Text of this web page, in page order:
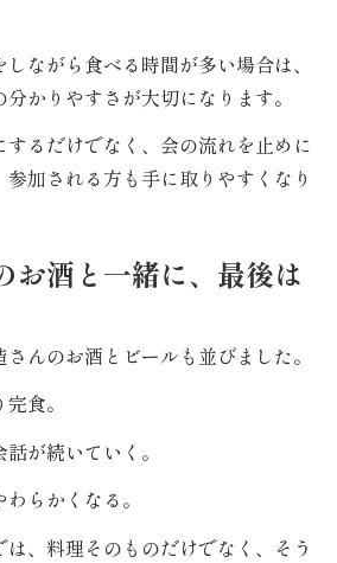
ながら食べる時間が多い場合は、
かりやすさが大切になります。
るだけでなく、会の流れを止めに
参加される方も手に取りやすくなり
お酒と一緒に、最後は
んのお酒とビールも並びました。
食。
が続いていく。
らかくなる。
、料理そのものだけでなく、そう